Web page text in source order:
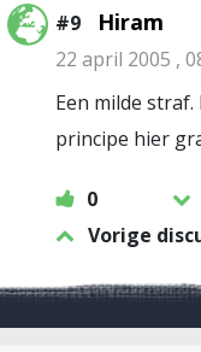
#9 Hiram
22 april 2005 ,
Een milde
principe hier
0
Vorige